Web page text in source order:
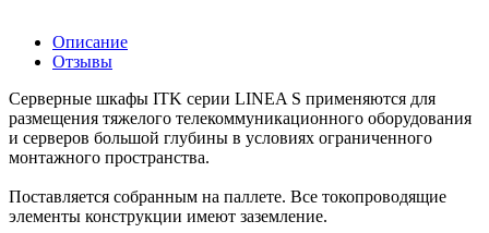
Описание
Отзывы
Серверные шкафы ITK серии LINEA S применяются для
размещения тяжелого телекоммуникационного оборудования
и серверов большой глубины в условиях ограниченного
монтажного пространства.
Поставляется собранным на паллете. Все токопроводящие
элементы конструкции имеют заземление.